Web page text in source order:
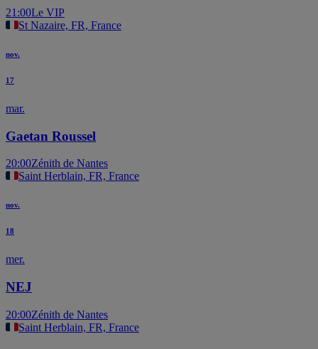
21:00Le VIP
St Nazaire, FR, France
nov.
17
mar.
Gaetan Roussel
20:00Zénith de Nantes
Saint Herblain, FR, France
nov.
18
mer.
NEJ
20:00Zénith de Nantes
Saint Herblain, FR, France